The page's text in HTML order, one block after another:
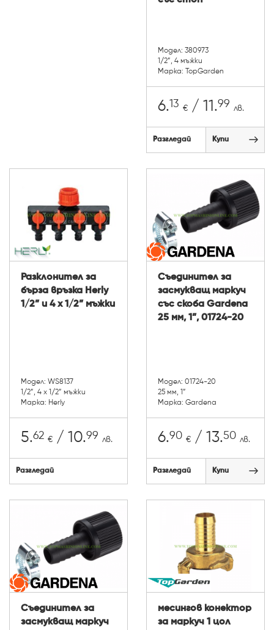
Модел: 380973
1/2”, 4 мъжки
Марка: TopGarden
6.13 € / 11.99 лв.
Разгледай Купи
Разклонител за
бърза връзка Herly
1/2” и 4 х 1/2” мъжки
Модел: WS8137
1/2”, 4 х 1/2” мъжки
Марка: Herly
5.62 € / 10.99 лв.
Разгледай
Съединител за
засмукващ маркуч
със скоба Gardena
25 мм, 1”, 01724-20
Модел: 01724-20
25 мм, 1”
Марка: Gardena
6.90 € / 13.50 лв.
Разгледай Купи
Съединител за
засмукващ маркуч
месингов конектор
за маркуч 1 цол